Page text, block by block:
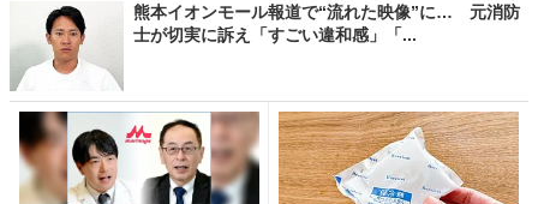
熊本イオンモール報道で“流れた映像”に… 元消防
士が切実に訴え「すごい違和感」「...